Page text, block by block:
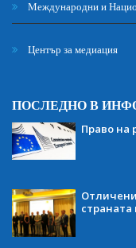
Международни и
Център за медиация
ПОСЛЕДНО В
Право на
страната